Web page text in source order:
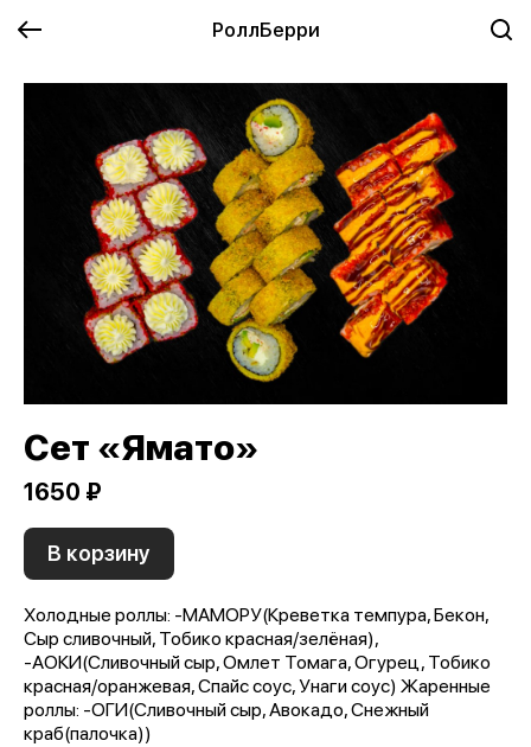
РоллБерри
Сет «Ямато»
1650 ₽
В корзину
Холодные роллы: -МАМОРУ(Креветка темпура, Бекон,
Сыр сливочный, Тобико красная/зелёная),
-АОКИ(Сливочный сыр, Омлет Томага, Огурец, Тобико
красная/оранжевая, Спайс соус, Унаги соус) Жаренные
роллы: -ОГИ(Сливочный сыр, Авокадо, Снежный
краб(палочка))